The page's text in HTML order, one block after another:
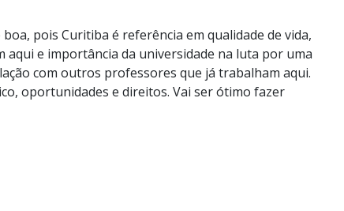
pois Curitiba é referência em qualidade de vida,
aqui e importância da universidade na luta por uma
com outros professores que já trabalham aqui.
oportunidades e direitos. Vai ser ótimo fazer